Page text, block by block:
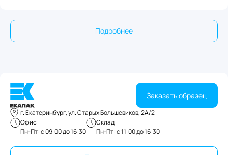
Подробнее
Заказать образец
г. Екатеринбург, ул. Старых Большевиков, 2А/2
Офис
Пн-Пт: с 09:00 до 16:30
Склад
Пн-Пт: с 11:00 до 16:30